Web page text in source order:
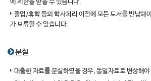
에 제한을 받을 수 있습니다.
졸업/휴학 등의 학사처리 이전에 모든 도서를 반납해
가 보류될 수 있습니다.
분실
대출한 자료를 분실하였을 경우, 동일자료로 변상해